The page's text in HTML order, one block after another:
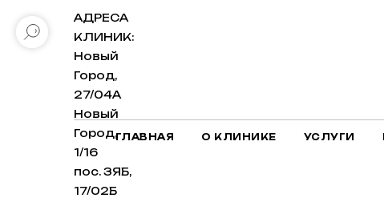
АДРЕСА
КЛИНИК:
Новый
Город,
27/04А
Новый
Город,
1/16
пос. ЗЯБ,
17/02Б
ГЛАВНАЯ О КЛИНИКЕ УСЛУГИ